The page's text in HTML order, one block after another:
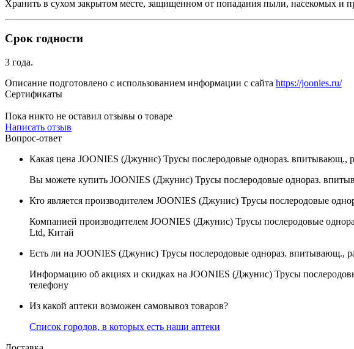
Хранить в сухом закрытом месте, защищенном от попадания пыли, насекомых и
Срок годности
3 года.
Описание подготовлено с использованием информации с сайта https://joonies.ru/
Сертификаты
Пока никто не оставил отзывы о товаре
Написать отзыв
Вопрос-ответ
Какая цена JOONIES (Джунис) Трусы послеродовые однораз. впитывающ.,
Вы можете купить JOONIES (Джунис) Трусы послеродовые однораз.
Кто является производителем JOONIES (Джунис) Трусы послеродовые
Компанией производителем JOONIES (Джунис) Трусы послеродовые
Ltd, Китай
Есть ли на JOONIES (Джунис) Трусы послеродовые однораз. впитывающ.,
Информацию об акциях и скидках на JOONIES (Джунис) Трусы
телефону
Из какой аптеки возможен самовывоз товаров?
Список городов, в которых есть наши аптеки